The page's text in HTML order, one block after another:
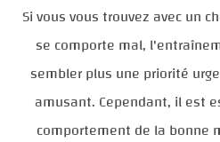
Si vous vous trouvez avec un
se comporte mal,
sembler plus une priorité
amusant. Cependant, il est
comportement de la bonne